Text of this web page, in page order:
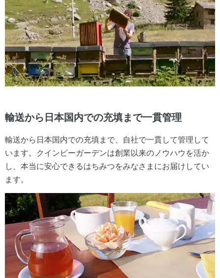
輸送から日本国内での充填まで一貫管理
輸送から日本国内での充填まで、自社で一貫して管理して
います。クインビーガーデンは創業以来のノウハウを活か
し、本当に安心できるはちみつをみなさまにお届けしてい
ます。